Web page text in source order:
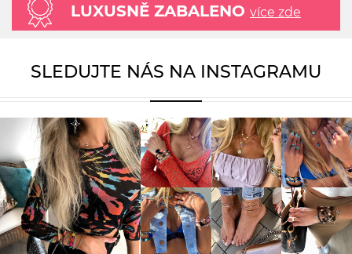
LUXUSNĚ ZABALENO více zde
SLEDUJTE NÁS NA INSTAGRAMU